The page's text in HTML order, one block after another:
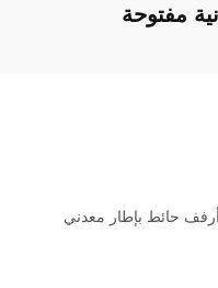
مفتوحة
أرفف حائط بإطار معدني